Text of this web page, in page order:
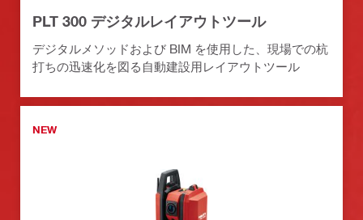
PLT 300 デジタルレイアウトツール
デジタルメソッドおよび BIM を使用した、現場での杭
打ちの迅速化を図る自動建設用レイアウトツール
NEW